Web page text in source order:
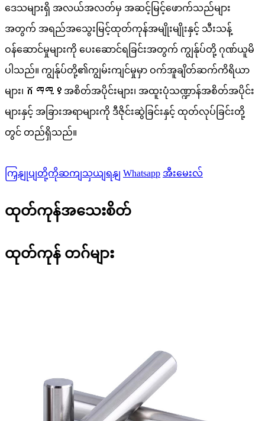
ဒေသများရှိ အလယ်အလတ်မှ အဆင့်မြင့်ဖောက်သည်များ
အတွက် အရည်အသွေးမြင့်ထုတ်ကုန်အမျိုးမျိုးနှင့် သီးသန့်
ဝန်ဆောင်မှုများကို ပေးဆောင်ရခြင်းအတွက် ကျွန်ုပ်တို့ ဂုဏ်ယူမိ
ပါသည်။ ကျွန်ုပ်တို့၏ကျွမ်းကျင်မှုမှာ ဝက်အူချိတ်ဆက်ကိရိယာ
များ၊ ሸማሚያအစိတ်အပိုင်းများ၊ အထူးပုံသဏ္ဍာန်အစိတ်အပိုင်း
များနှင့် အခြားအရာများကို ဒီဇိုင်းဆွဲခြင်းနှင့် ထုတ်လုပ်ခြင်းတို့
တွင် တည်ရှိသည်။
ကြှနျုပျတို့ကိုဆကျသှယျရနျ Whatsapp အီးမေးလ်
ထုတ်ကုန်အသေးစိတ်
ထုတ်ကုန် တဂ်များ